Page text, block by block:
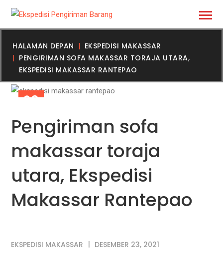
HALAMAN DEPAN
EKSPEDISI MAKASSAR
PENGIRIMAN SOFA MAKASSAR TORAJA UTARA,
EKSPEDISI MAKASSAR RANTEPAO
23
Pengiriman sofa
makassar toraja
utara, Ekspedisi
Makassar Rantepao
EKSPEDISI MAKASSAR DESEMBER 23, 2021